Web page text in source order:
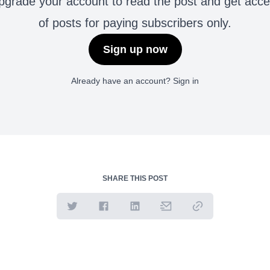
of posts for paying subscribers only.
Sign up now
Already have an account? Sign in
SHARE THIS POST